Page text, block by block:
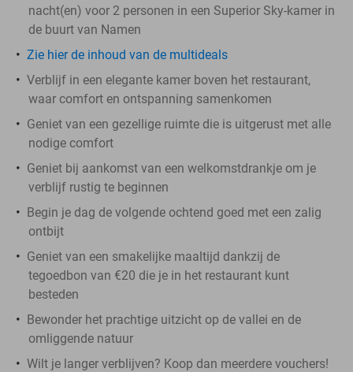
nacht(en) voor 2 personen in een Superior Sky-kamer in
de buurt van Namen
Zie hier de inhoud van de multideals
Verblijf in een elegante kamer boven het restaurant,
waar comfort en ontspanning samenkomen
Geniet van een gezellige ruimte die is uitgerust met alle
nodige comfort
Geniet bij aankomst van een welkomstdrankje om je
verblijf rustig te beginnen
Begin je dag de volgende ochtend goed met een zalig
ontbijt
Geniet van een smakelijke maaltijd dankzij de
tegoedbon van €20 die je in het restaurant kunt
besteden
Bewonder het prachtige uitzicht op de vallei en de
omliggende natuur
Wilt je langer verblijven? Koop dan meerdere vouchers!